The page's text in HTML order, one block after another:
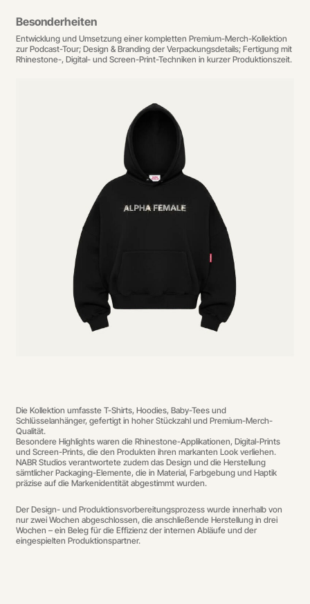
Besonderheiten
Entwicklung und Umsetzung einer kompletten Premium-Merch-Kollektion
zur Podcast-Tour; Design & Branding der Verpackungsdetails; Fertigung mit
Rhinestone-, Digital- und Screen-Print-Techniken in kurzer Produktionszeit.
Die Kollektion umfasste T-Shirts, Hoodies, Baby-Tees und
Schlüsselanhänger, gefertigt in hoher Stückzahl und Premium-Merch-
Qualität.
Besondere Highlights waren die Rhinestone-Applikationen, Digital-Prints
und Screen-Prints, die den Produkten ihren markanten Look verliehen.
NABR Studios verantwortete zudem das Design und die Herstellung
sämtlicher Packaging-Elemente, die in Material, Farbgebung und Haptik
präzise auf die Markenidentität abgestimmt wurden.
Der Design- und Produktionsvorbereitungsprozess wurde innerhalb von
nur zwei Wochen abgeschlossen, die anschließende Herstellung in drei
Wochen – ein Beleg für die Effizienz der internen Abläufe und der
eingespielten Produktionspartner.